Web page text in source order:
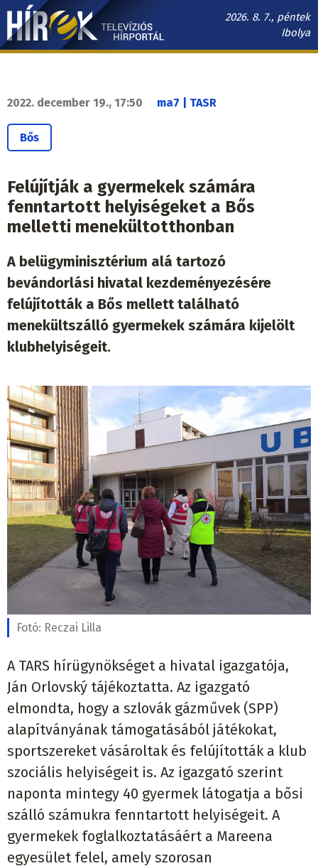
Ugrás
tartalomra
2026. 8. 7., péntek
Ibolya
Hírek.sk
2022. december 19., 17:50 ma7 | TASR
Bős
Felújítják a gyermekek számára
fenntartott helyiségeket a Bős
melletti menekültotthonban
A belügyminisztérium alá tartozó
bevándorlási hivatal kezdeményezésére
felújították a Bős mellett található
menekültszálló gyermekek számára kijelölt
klubhelyiségeit.
Fotó: Reczai Lilla
A TARS hírügynökséget a hivatal igazgatója,
Ján Orlovský tájékoztatta. Az igazgató
elmondta, hogy a szlovák gázművek (SPP)
alapítványának támogatásából játékokat,
sportszereket vásároltak és felújították a klub
szociális helyiségeit is. Az igazgató szerint
naponta mintegy 40 gyermek látogatja a bősi
szálló számukra fenntartott helyiségeit. A
gyermekek foglalkoztatásáért a Mareena
egyesület felel, amely szorosan